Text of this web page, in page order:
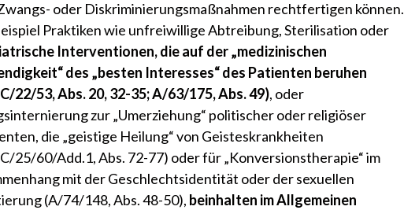
oder Diskriminierungsmaßnahmen rechtfertigen können.
Praktiken wie unfreiwillige Abtreibung, Sterilisation oder
Interventionen, die auf der „medizinischen
des „besten Interesses“ des Patienten beruhen
22/53, Abs. 20, 32-35; A/63/175, Abs. 49), oder
zur „Umerziehung“ politischer oder religiöser
die „geistige Heilung“ von Geisteskrankheiten
25/60/Add.1, Abs. 72-77) oder für „Konversionstherapie“ im
mit der Geschlechtsidentität oder der sexuellen
(A/74/148, Abs. 48-50), beinhalten im Allgemeinen